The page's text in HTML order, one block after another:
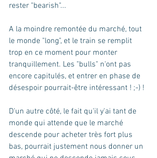
rester "bearish"...
A la moindre remontée du marché, tout
le monde "long", et le train se remplit
trop en ce moment pour monter
tranquillement. Les "bulls" n'ont pas
encore capitulés, et entrer en phase de
désespoir pourrait-être intéressant ! ;-) !
D'un autre côté, le fait qu'il y'ai tant de
monde qui attende que le marché
descende pour acheter très fort plus
bas, pourrait justement nous donner un